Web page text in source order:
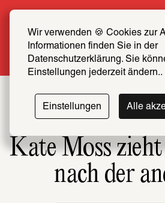
Wir verwenden 🍪 Cookies zur
Informationen finden Sie in der
Datenschutzerklärung. Sie
Einstellungen jederzeit ändern..
Einstellungen Alle
SCHIRN
Mehr erfahren
nach der